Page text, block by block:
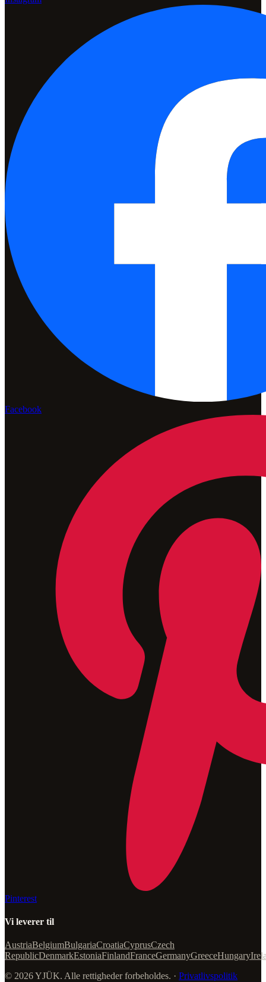
Facebook
Pinterest
Vi leverer til
AustriaBelgiumBulgariaCroatiaCyprusCzech
RepublicDenmarkEstoniaFinlandFranceGermanyGreeceHungary
© 2026 YJÜK. Alle rettigheder forbeholdes. · Privatlivspolitik